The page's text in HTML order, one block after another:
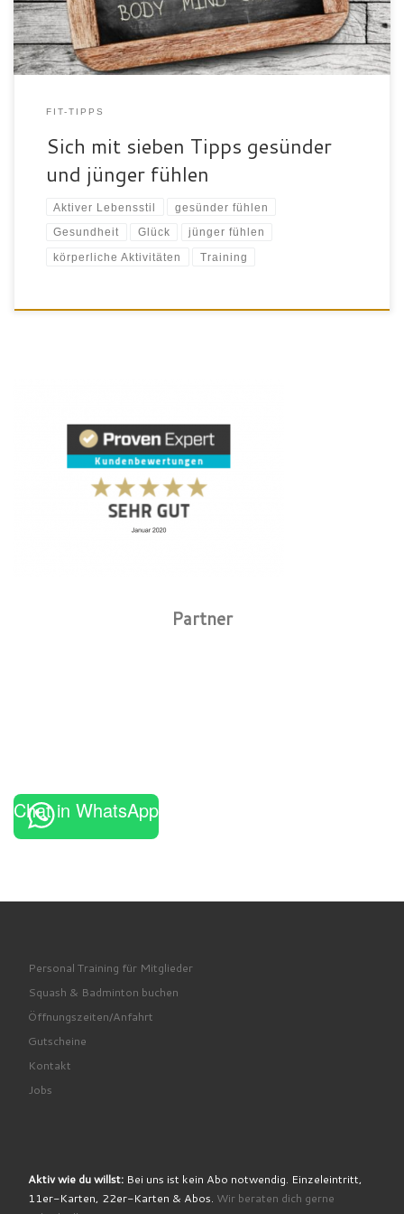
Wirklichkeit werden […]
FIT-TIPPS
Sich mit sieben Tipps gesünder
und jünger fühlen
Aktiver Lebensstil gesünder fühlen
Gesundheit Glück jünger fühlen
körperliche Aktivitäten Training
Partner
Chat in WhatsApp
Personal Training für Mitglieder
Squash & Badminton buchen
Öffnungszeiten/Anfahrt
Gutscheine
Kontakt
Jobs
Aktiv wie du willst: Bei uns ist kein Abo notwendig. Einzeleintritt,
11er-Karten, 22er-Karten & Abos. Wir beraten dich gerne